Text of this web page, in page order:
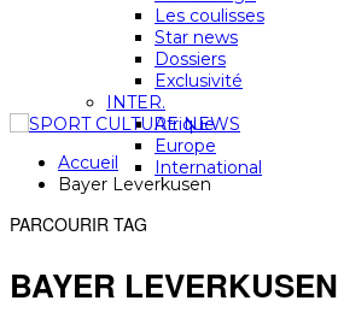
Les coulisses
Star news
Dossiers
Exclusivité
INTER.
Afrique
Europe
International
Accueil
Bayer Leverkusen
PARCOURIR TAG
BAYER LEVERKUSEN